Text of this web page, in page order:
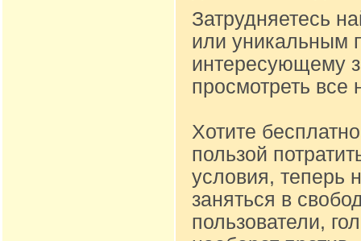
Затрудняетесь
или уникальным
интересующему
просмотреть все
Хотите
пользой
условия, теперь
заняться в
пользователи,